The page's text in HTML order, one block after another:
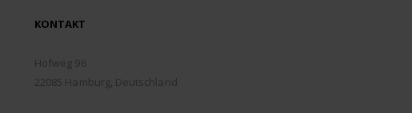
KONTAKT
Hofweg 96
22085 Hamburg, Deutschland